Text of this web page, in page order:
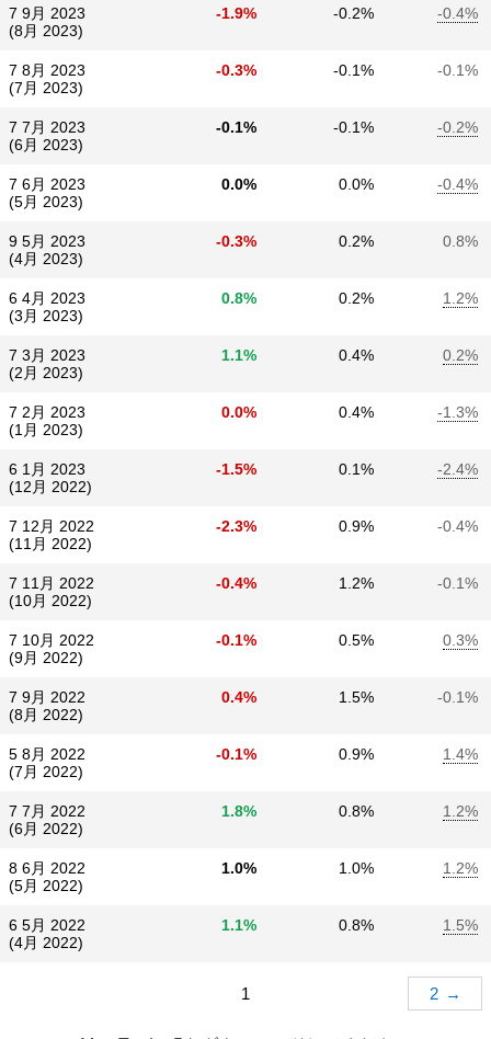
7 9月 2023
(8月 2023)
-1.9% -0.2% -0.4%
7 8月 2023
(7月 2023)
-0.3% -0.1% -0.1%
7 7月 2023
(6月 2023)
-0.1% -0.1% -0.2%
7 6月 2023
(5月 2023)
0.0% 0.0% -0.4%
9 5月 2023
(4月 2023)
-0.3% 0.2% 0.8%
6 4月 2023
(3月 2023)
0.8% 0.2% 1.2%
7 3月 2023
(2月 2023)
1.1% 0.4% 0.2%
7 2月 2023
(1月 2023)
0.0% 0.4% -1.3%
6 1月 2023
(12月 2022)
-1.5% 0.1% -2.4%
7 12月 2022
(11月 2022)
-2.3% 0.9% -0.4%
7 11月 2022
(10月 2022)
-0.4% 1.2% -0.1%
7 10月 2022
(9月 2022)
-0.1% 0.5% 0.3%
7 9月 2022
(8月 2022)
0.4% 1.5% -0.1%
5 8月 2022
(7月 2022)
-0.1% 0.9% 1.4%
7 7月 2022
(6月 2022)
1.8% 0.8% 1.2%
8 6月 2022
(5月 2022)
1.0% 1.0% 1.2%
6 5月 2022
(4月 2022)
1.1% 0.8% 1.5%
1 2 →